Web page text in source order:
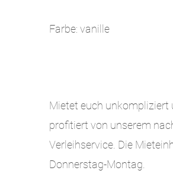
Farbe: vanille
Mietet euch unkompliziert
profitiert von unserem
Verleihservice. Die
Donnerstag-Montag.